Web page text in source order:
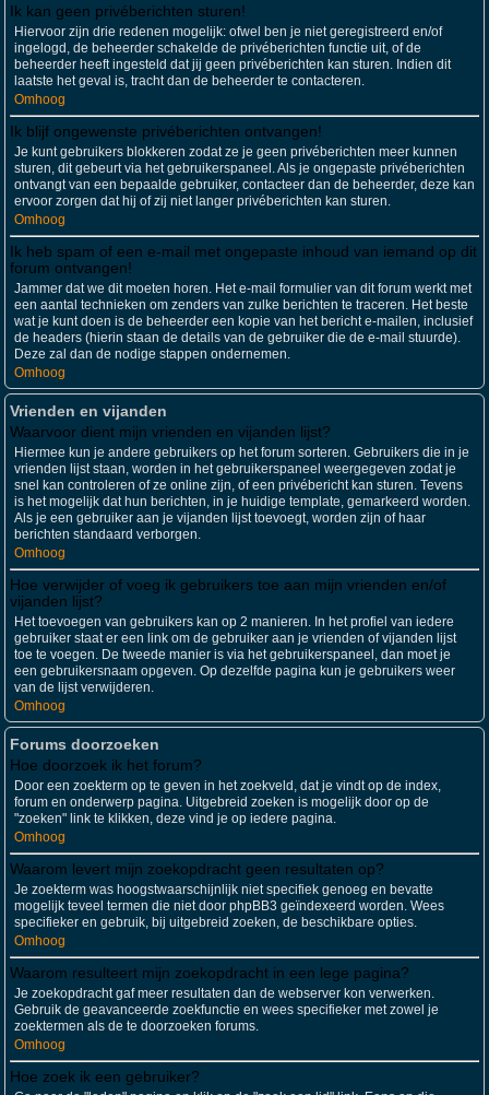
Ik kan geen privéberichten sturen!
Hiervoor zijn drie redenen mogelijk: ofwel ben je niet geregistreerd en/of
ingelogd, de beheerder schakelde de privéberichten functie uit, of de
beheerder heeft ingesteld dat jij geen privéberichten kan sturen. Indien dit
laatste het geval is, tracht dan de beheerder te contacteren.
Omhoog
Ik blijf ongewenste privéberichten ontvangen!
Je kunt gebruikers blokkeren zodat ze je geen privéberichten meer kunnen
sturen, dit gebeurt via het gebruikerspaneel. Als je ongepaste privéberichten
ontvangt van een bepaalde gebruiker, contacteer dan de beheerder, deze kan
ervoor zorgen dat hij of zij niet langer privéberichten kan sturen.
Omhoog
Ik heb spam of een e-mail met ongepaste inhoud van iemand op dit
forum ontvangen!
Jammer dat we dit moeten horen. Het e-mail formulier van dit forum werkt met
een aantal technieken om zenders van zulke berichten te traceren. Het beste
wat je kunt doen is de beheerder een kopie van het bericht e-mailen, inclusief
de headers (hierin staan de details van de gebruiker die de e-mail stuurde).
Deze zal dan de nodige stappen ondernemen.
Omhoog
Vrienden en vijanden
Waarvoor dient mijn vrienden en vijanden lijst?
Hiermee kun je andere gebruikers op het forum sorteren. Gebruikers die in je
vrienden lijst staan, worden in het gebruikerspaneel weergegeven zodat je
snel kan controleren of ze online zijn, of een privébericht kan sturen. Tevens
is het mogelijk dat hun berichten, in je huidige template, gemarkeerd worden.
Als je een gebruiker aan je vijanden lijst toevoegt, worden zijn of haar
berichten standaard verborgen.
Omhoog
Hoe verwijder of voeg ik gebruikers toe aan mijn vrienden en/of
vijanden lijst?
Het toevoegen van gebruikers kan op 2 manieren. In het profiel van iedere
gebruiker staat er een link om de gebruiker aan je vrienden of vijanden lijst
toe te voegen. De tweede manier is via het gebruikerspaneel, dan moet je
een gebruikersnaam opgeven. Op dezelfde pagina kun je gebruikers weer
van de lijst verwijderen.
Omhoog
Forums doorzoeken
Hoe doorzoek ik het forum?
Door een zoekterm op te geven in het zoekveld, dat je vindt op de index,
forum en onderwerp pagina. Uitgebreid zoeken is mogelijk door op de
"zoeken" link te klikken, deze vind je op iedere pagina.
Omhoog
Waarom levert mijn zoekopdracht geen resultaten op?
Je zoekterm was hoogstwaarschijnlijk niet specifiek genoeg en bevatte
mogelijk teveel termen die niet door phpBB3 geïndexeerd worden. Wees
specifieker en gebruik, bij uitgebreid zoeken, de beschikbare opties.
Omhoog
Waarom resulteert mijn zoekopdracht in een lege pagina?
Je zoekopdracht gaf meer resultaten dan de webserver kon verwerken.
Gebruik de geavanceerde zoekfunctie en wees specifieker met zowel je
zoektermen als de te doorzoeken forums.
Omhoog
Hoe zoek ik een gebruiker?